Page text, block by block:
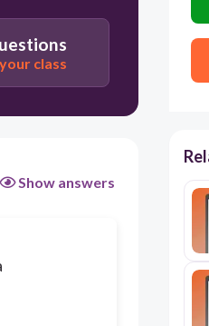
A.
B. Semesta
D. Yang
E. Semua
class
Show answers